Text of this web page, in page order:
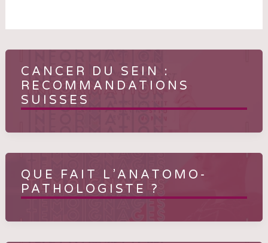
CANCER DU SEIN :
RECOMMANDATIONS
SUISSES
QUE FAIT L’ANATOMO-
PATHOLOGISTE ?